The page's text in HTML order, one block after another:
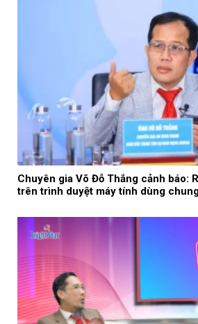
Chuyên gia Võ Đỗ Thắng cảnh báo:
trên trình duyệt máy tính dùng